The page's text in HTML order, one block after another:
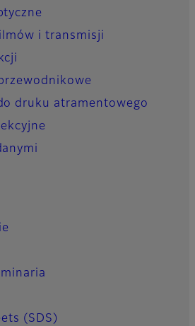
i transmisji
druku atramentowego
(SDS)